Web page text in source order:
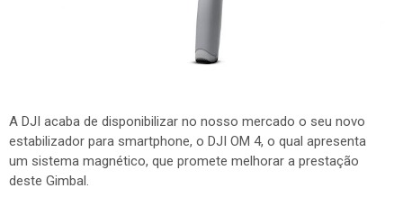
A DJI acaba de disponibilizar no nosso mercado o seu novo
estabilizador para smartphone, o DJI OM 4, o qual apresenta
um sistema magnético, que promete melhorar a prestação
deste Gimbal.